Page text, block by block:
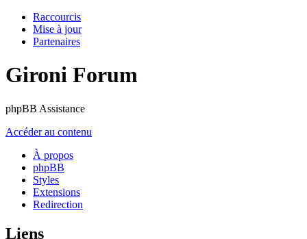
Raccourcis
Mise à jour
Partenaires
Gironi Forum
phpBB Assistance
Accéder au contenu
À propos
phpBB
Styles
Extensions
Redirection
Liens